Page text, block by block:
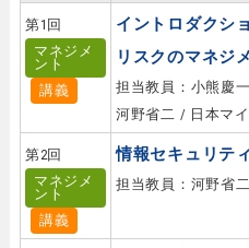
第1回
マネジメ
ント
講義
イントロダクシ
リスクのマネジ
担当教員：小熊慶
河野省二 / 日本マ
第2回
マネジメ
ント
講義
情報セキュリテ
担当教員：河野省